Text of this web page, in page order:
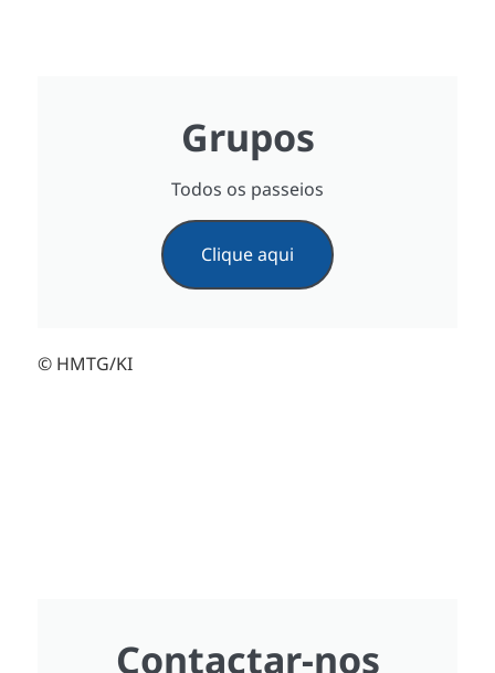
Grupos
Todos os passeios
Clique aqui
© HMTG/KI
Contactar-nos